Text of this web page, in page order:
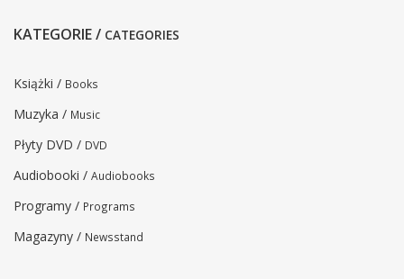
KATEGORIE / CATEGORIES
Książki / Books
Muzyka / Music
Płyty DVD / DVD
Audiobooki / Audiobooks
Programy / Programs
Magazyny / Newsstand